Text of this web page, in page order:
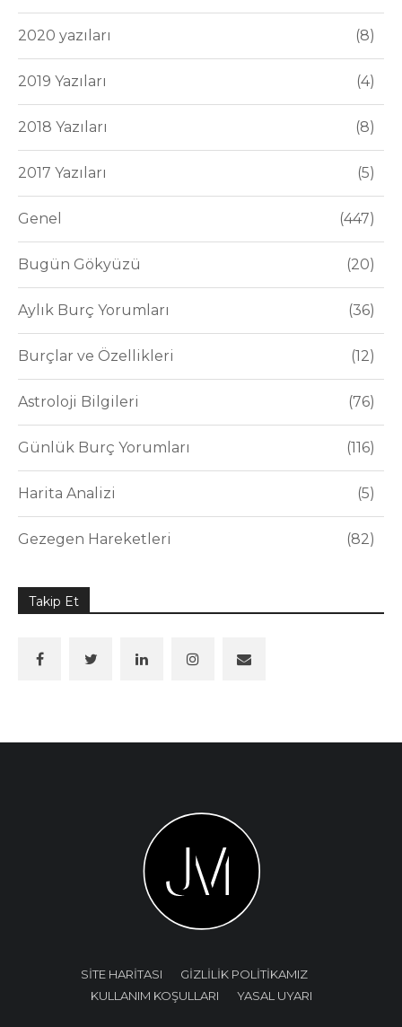
2020 yazıları 8
2019 Yazıları 4
2018 Yazıları 8
2017 Yazıları 5
Genel 447
Bugün Gökyüzü 20
Aylık Burç Yorumları 36
Burçlar ve Özellikleri 12
Astroloji Bilgileri 76
Günlük Burç Yorumları 116
Harita Analizi 5
Gezegen Hareketleri 82
Takip Et
SİTE HARİTASI
GİZLİLİK POLİTİKAMIZ
KULLANIM KOŞULLARI
YASAL UYARI